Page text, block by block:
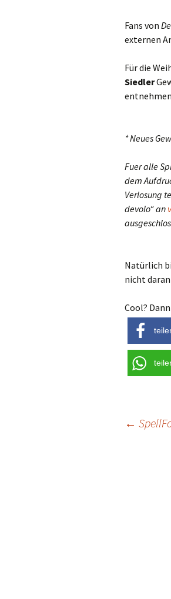
Fans von
externen
Für die
Siedler
* Neues
Fuer alle
dem
Verlosung
devolo“ an
Natürlich
nicht
Cool?
←